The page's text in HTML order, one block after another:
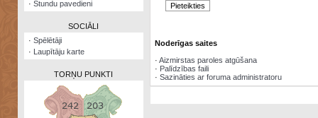
· Stundu pavedieni
SOCIĀLI
· Spēlētāji
· Laupītāju karte
TORŅU PUNKTI
Noderīgas saites
· Aizmirstas paroles atgūšana
· Palīdzības faili
· Sazināties ar foruma administratoru